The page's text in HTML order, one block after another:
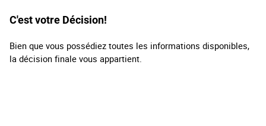
C'est votre Décision!
Bien que vous possédiez toutes les informations disponibles,
la décision finale vous appartient.